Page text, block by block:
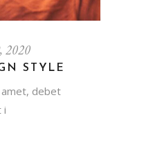
2020
STYLE
debet
i